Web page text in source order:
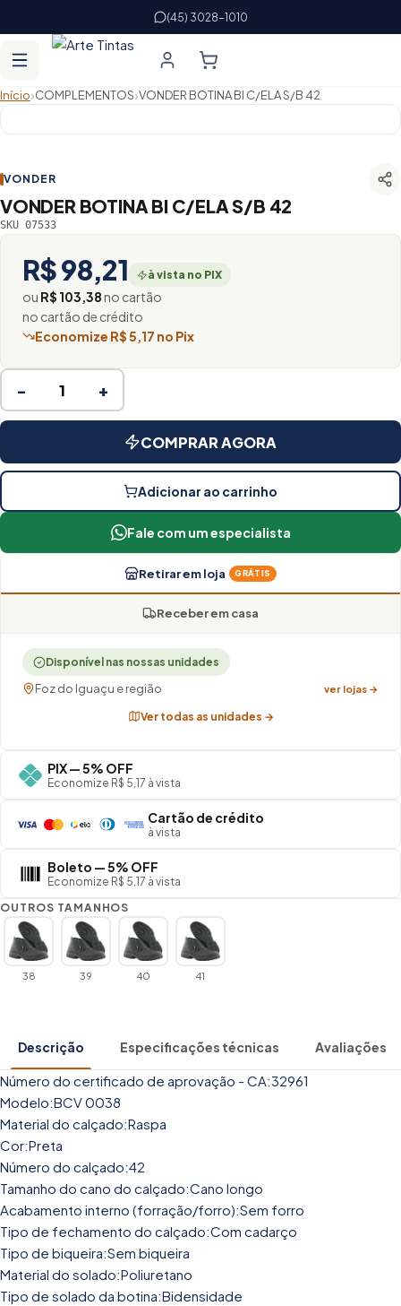
(45) 3028-1010
Início›COMPLEMENTOS›VONDER BOTINA BI C/ELA S/B 42
VONDER
VONDER BOTINA BI C/ELA S/B 42
SKU 07533
R$ 98,21 à vista no PIX
ou R$ 103,38no cartão
no cartão de crédito
Economize R$ 5,17 no Pix
− +
COMPRAR AGORA
Adicionar ao carrinho
Fale com um especialista
Retirar em loja GRÁTIS
Receber em casa
Disponível nas nossas unidades
Foz do Iguaçu e região ver lojas →
Ver todas as unidades →
PIX — 5% OFF
Economize R$ 5,17 à vista
Cartão de crédito
à vista
Boleto — 5% OFF
Economize R$ 5,17 à vista
OUTROS TAMANHOS
38 39 40 41
Descrição Especificações técnicas Avaliações
Número do certificado de aprovação - CA:32961
Modelo:BCV 0038
Material do calçado:Raspa
Cor:Preta
Número do calçado:42
Tamanho do cano do calçado:Cano longo
Acabamento interno (forração/forro):Sem forro
Tipo de fechamento do calçado:Com cadarço
Tipo de biqueira:Sem biqueira
Material do solado:Poliuretano
Tipo de solado da botina:Bidensidade